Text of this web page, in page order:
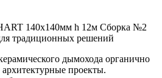
140х140мм h 12м Сборка №2
традиционных решений
дымохода органично
проекты.